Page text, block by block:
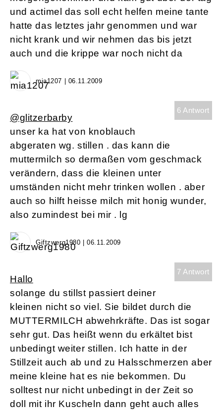
und actimel das soll echt helfen meine tante
hatte das letztes jahr genommen und war
nicht krank und wir nehmen das bis jetzt
auch und die krippe war noch nicht da
mia1207 | 06.11.2009
6 Antwort
@glitzerbarby
unser ka hat von knoblauch
abgeraten wg. stillen . das kann die
muttermilch so dermaßen vom geschmack
verändern, dass die kleinen unter
umständen nicht mehr trinken wollen . aber
auch so hilft heisse milch mit honig wunder,
also zumindest bei mir . lg
Giftzwerg1980 | 06.11.2009
7 Antwort
Hallo
solange du stillst passiert deiner
kleinen nicht so viel. Sie bildet durch die
MUTTERMILCH abwehrkräfte. Das ist sogar
sehr gut. Das heißt wenn du erkältet bist
unbedingt weiter stillen. Ich hatte in der
Stillzeit auch ab und zu Halsschmerzen aber
meine kleine hat es nie bekommen. Du
solltest nur nicht unbedingt in der Zeit so
doll mit ihr Kuscheln dann geht auch alles